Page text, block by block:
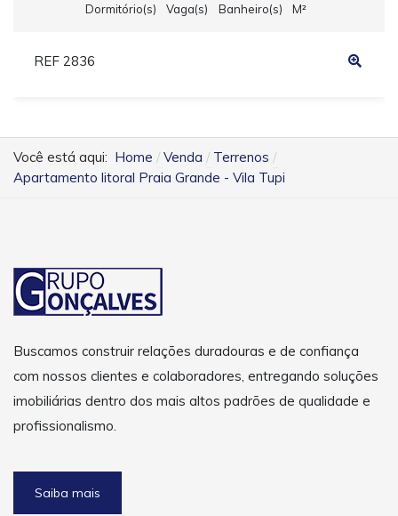
Dormitório(s)
Vaga(s)
Banheiro(s)
M²
REF 2836
Você está aqui: Home Venda
Terrenos
Apartamento litoral Praia Grande - Vila Tupi
Buscamos construir relações duradouras e de confiança
com nossos clientes e colaboradores, entregando soluções
imobiliárias dentro dos mais altos padrões de qualidade e
profissionalismo.
Saiba mais